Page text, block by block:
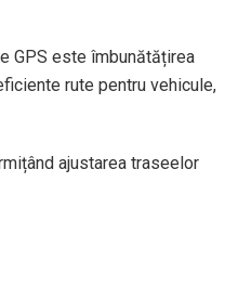
GPS este îmbunătățirea
rute pentru vehicule,
ajustarea traseelor